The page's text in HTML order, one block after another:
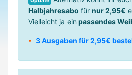
Halbjahresabo für nur 2,95€
Vielleicht ja ein passendes
3 Ausgaben für 2,95€